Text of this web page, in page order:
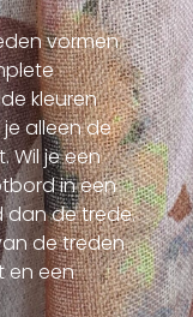
vormen
kleuren
alleen de
Wil je een
in een
dan de trede.
de treden
en een